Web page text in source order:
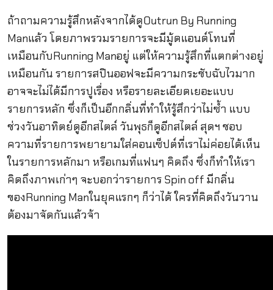
ถ้าถามความรู้สึกหลังจากได้ดูOutrun By Running
Manแล้ว โดยภาพรวมรายการจะมีมู้ดแอนด์โทนที่
เหมือนกับRunning Manอยู่ แต่ให้ความรู้สึกที่แตกต่างอยู่
เหมือนกัน รายการสปินออฟจะมีความกระชับฉับไวมาก
อาจจะไม่ได้มีการปูเรื่อง หรือรายละเอียดเยอะแบบ
รายการหลัก ซึ่งก็เป็นอีกกลิ่นที่ทำให้รู้สึกว่าไม่ซ้ำ แบบ
ช่วงวันอาทิตย์ดูอีกสไตล์ วันพุธก็ดูอีกสไตล์ สุดฯ ชอบ
ความที่รายการพยายามใส่คอนเซ็ปต์ที่เราไม่ค่อยได้เห็น
ในรายการหลักมา หรือเกมที่แฟนๆ คิดถึง ซึ่งก็ทำให้เรา
คิดถึงภาพเก่าๆ จะบอกว่ารายการ Spin off มีกลิ่น
ของRunning Manในยุคแรกๆ ก็ว่าได้ ใครที่คิดถึงวันวาน
ต้องมาจัดกันแล้วจ้า